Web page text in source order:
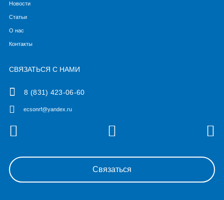
Новости
Статьи
О нас
Контакты
СВЯЗАТЬСЯ С НАМИ
8 (831) 423-06-60
ecsonrf@yandex.ru
Связаться